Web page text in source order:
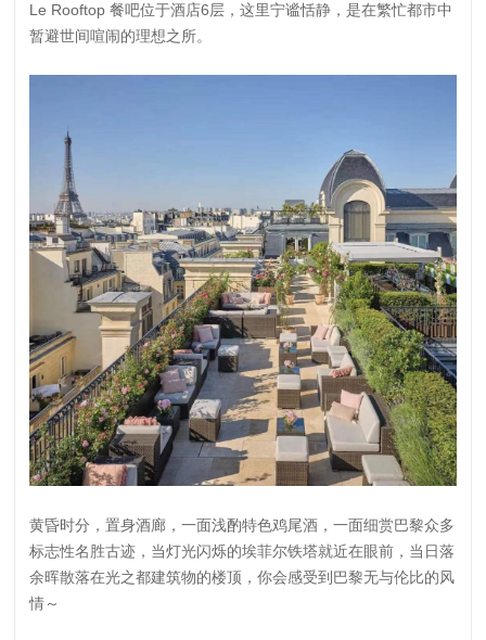
Le Rooftop 餐吧位于酒店6层，这里宁谧恬静，是在繁忙都市中
暂避世间喧闹的理想之所。
黄昏时分，置身酒廊，一面浅酌特色鸡尾酒，一面细赏巴黎众多
标志性名胜古迹，当灯光闪烁的埃菲尔铁塔就近在眼前，当日落
余晖散落在光之都建筑物的楼顶，你会感受到巴黎无与伦比的风
情～